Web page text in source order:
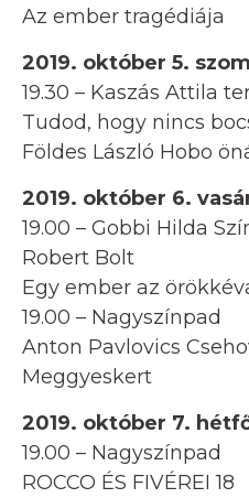
Az ember tragédiája
2019. október 5.
19.30 – Kaszás Attila
Tudod, hogy nincs
Földes László Hobo
2019. október 6.
19.00 – Gobbi Hilda
Robert Bolt
Egy ember az
19.00 – Nagyszínpad
Anton Pavlovics
Meggyeskert
2019. október 7.
19.00 – Nagyszínpad
ROCCO ÉS FIVÉREI 18